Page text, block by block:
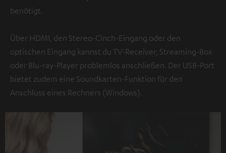
benötigt.
Über HDMI, den Stereo-Cinch-Eingang oder den
optischen Eingang kannst du TV-Receiver, Streaming-Box
oder Blu-ray-Player problemlos anschließen. Der USB-Port
bietet zudem eine Soundkarten-Funktion für den
Anschluss eines Rechners (Windows).